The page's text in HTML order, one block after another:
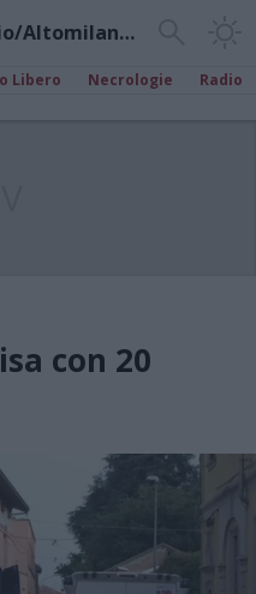
Busto Arsizio/Altomilanese
Libero Necrologie Radio
con 20